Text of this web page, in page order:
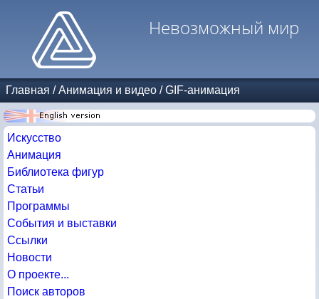
Невозможный мир
Главная /Анимация и видео /GIF-анимация
Искусство
Анимация
Библиотека фигур
Статьи
Программы
События и выставки
Ссылки
Новости
О проекте...
Поиск авторов